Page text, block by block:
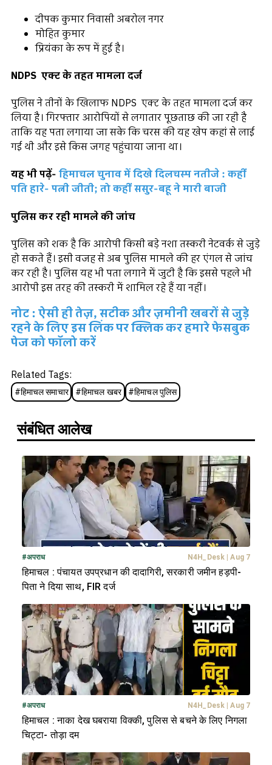
दीपक कुमार निवासी अबरोल नगर
मोहित कुमार
प्रियंका के रूप में हुई है।
NDPS एक्ट के तहत मामला दर्ज
पुलिस ने तीनों के खिलाफ NDPS एक्ट के तहत मामला दर्ज कर
लिया है। गिरफ्तार आरोपियों से लगातार पूछताछ की जा रही है
ताकि यह पता लगाया जा सके कि चरस की यह खेप कहां से लाई
गई थी और इसे किस जगह पहुंचाया जाना था।
यह भी पढ़ें- हिमाचल चुनाव में दिखे दिलचस्प नतीजे : कहीं
पति हारे- पत्नी जीती; तो कहीं ससुर-बहू ने मारी बाजी
पुलिस कर रही मामले की जांच
पुलिस को शक है कि आरोपी किसी बड़े नशा तस्करी नेटवर्क से जुड़े
हो सकते हैं। इसी वजह से अब पुलिस मामले की हर एंगल से जांच
कर रही है। पुलिस यह भी पता लगाने में जुटी है कि इससे पहले भी
आरोपी इस तरह की तस्करी में शामिल रहे हैं या नहीं।
नोट : ऐसी ही तेज़, सटीक और ज़मीनी खबरों से जुड़े
रहने के लिए इस लिंक पर क्लिक कर हमारे फेसबुक
पेज को फॉलो करें
Related Tags:
#हिमाचल समाचार #हिमाचल खबर #हिमाचल पुलिस
संबंधित आलेख
#अपराध N4H_Desk Aug 7
हिमाचल : पंचायत उपप्रधान की दादागिरी, सरकारी जमीन हड़पी-
पिता ने दिया साथ, FIR दर्ज
#अपराध N4H_Desk Aug 7
हिमाचल : नाका देख घबराया विक्की, पुलिस से बचने के लिए निगला
चिट्टा- तोड़ा दम